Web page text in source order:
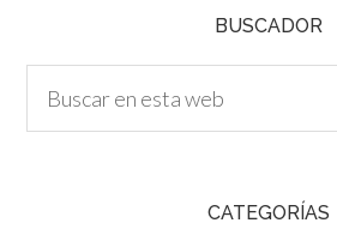
BUSCADOR
CATEGORÍAS